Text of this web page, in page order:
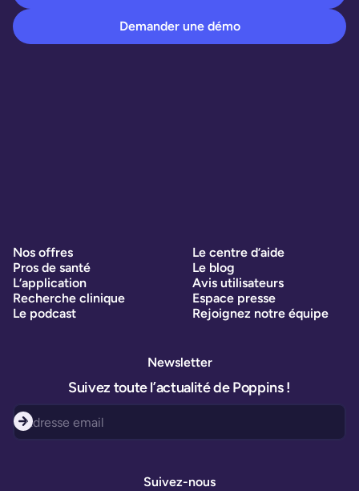
Demander une démo
Nos offres
Pros de santé
L’application
Recherche clinique
Le podcast
Le centre d’aide
Le blog
Avis utilisateurs
Espace presse
Rejoignez notre équipe
Suivez-nous
Newsletter
Suivez toute l’actualité de Poppins !